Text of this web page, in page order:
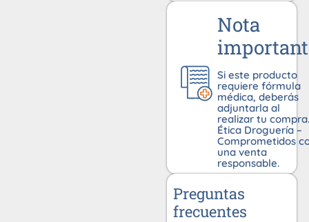
Nota
Si este producto
requiere fórmula
médica, deberás
adjuntarla al
realizar tu compra.
Ética Droguería –
Comprometidos
una venta
responsable.
Preguntas
frecuentes